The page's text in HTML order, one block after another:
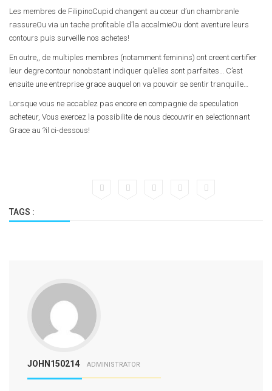
Les membres de FilipinoCupid changent au coeur d’un chambranle
rassureOu via un tache profitable d’la accalmieOu dont aventure leurs
contours puis surveille nos achetes!
En outre,, de multiples membres (notamment feminins) ont creent certifier
leur degre contour nonobstant indiquer qu’elles sont parfaites… C’est
ensuite une entreprise grace auquel on va pouvoir se sentir tranquille…
Lorsque vous ne accablez pas encore en compagnie de speculation
acheteur, Vous exercez la possibilite de nous decouvrir en selectionnant
Grace au ?il ci-dessous!
TAGS :
JOHN150214 ADMINISTRATOR